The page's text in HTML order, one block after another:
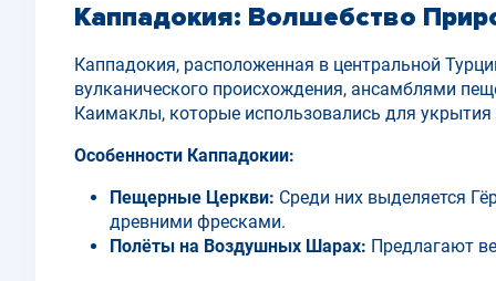
Каппадокия: Волшебство
Каппадокия, расположенная в центральной
вулканического происхождения, ансамблями
Каимаклы, которые использовались для укрытия
Особенности Каппадокии:
Пещерные Церкви: Среди них выделяется
древними фресками.
Полёты на Воздушных Шарах: Предлагают